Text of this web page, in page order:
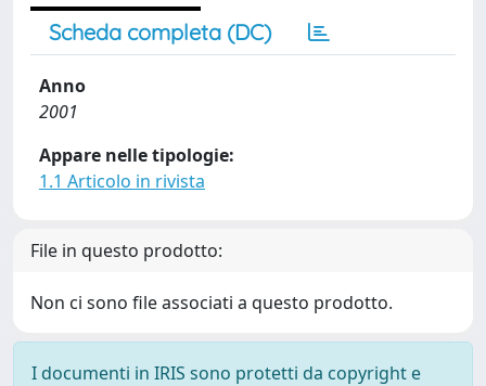
Scheda completa (DC)
Anno
2001
Appare nelle tipologie:
1.1 Articolo in rivista
File in questo prodotto:
Non ci sono file associati a questo prodotto.
I documenti in IRIS sono protetti da copyright e